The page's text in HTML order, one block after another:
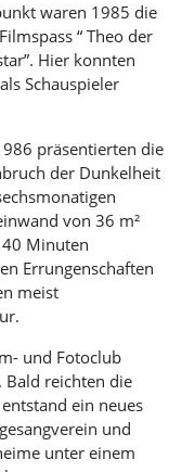
waren 1985 die
“ Theo der
Hier konnten
Schauspieler
präsentierten die
der Dunkelheit
von 36 m²
Minuten
Errungenschaften
meist
und Fotoclub
Bald reichten die
ein neues
und
unter einem